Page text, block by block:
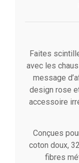
Faites
avec les
message
design rose
accessoire
Conçues
coton doux,
fibres